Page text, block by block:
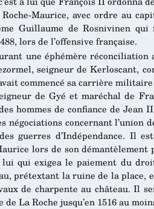
Maurice, avec ordre au
Guillaume de Rosnivinen
lors de l’offensive française.
une éphémère réconciliation
seigneur de Kerloscant,
commencé sa carrière militaire
de Gyé et maréchal de
hommes de confiance de Jean
négociations concernant l’union
guerres d’Indépendance. Il
lors de son
lui qui exigea le paiement du
prétextant la ruine de la place,
de charpente au château. Il
La Roche jusqu’en 1516 au